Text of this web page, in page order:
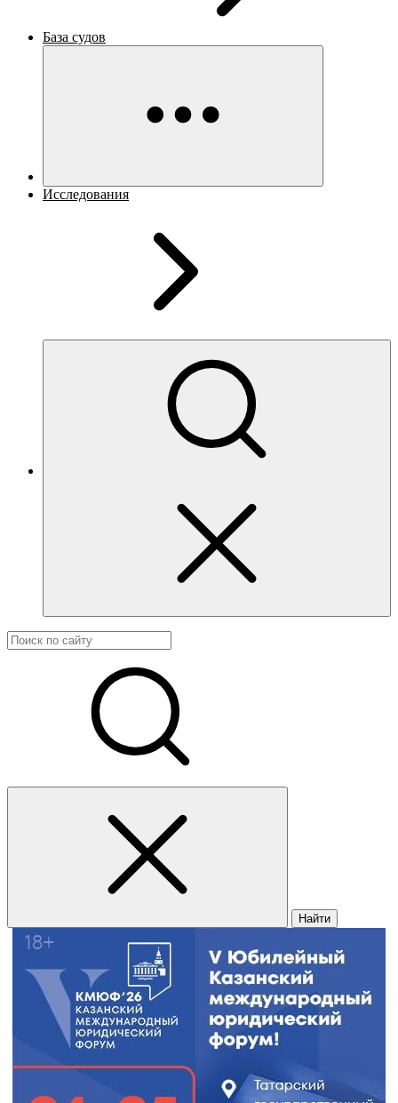
База судов
Исследования
Найти